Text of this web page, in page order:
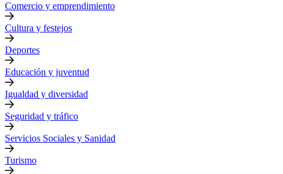
Comercio y emprendimiento
Cultura y festejos
Deportes
Educación y juventud
Igualdad y diversidad
Seguridad y tráfico
Servicios Sociales y Sanidad
Turismo